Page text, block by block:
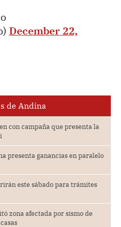
December 22,
de Andina
con campaña que presenta la
presenta ganancias en paralelo
este sábado para trámites
zona afectada por sismo de